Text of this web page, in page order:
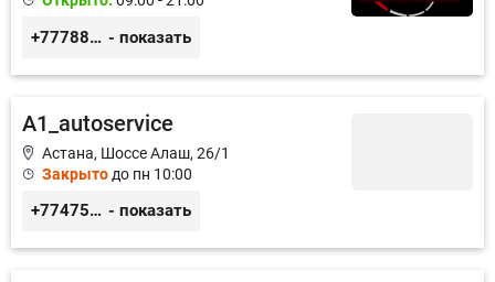
+77788424140 - показать
A1_autoservice
Астана, Шоссе Алаш, 26/1
Закрыто до пн 10:00
+77475551113 - показать